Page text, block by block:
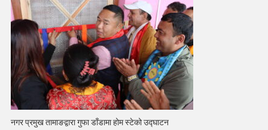
नगर प्रमुख तामाङद्वारा गुफा डाँडामा होम स्टेको उद्घाटन